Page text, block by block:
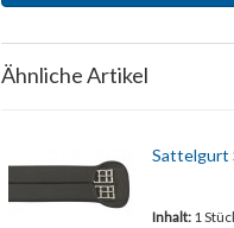
Ähnliche Artikel
Sattelgurt
Inhalt: 1